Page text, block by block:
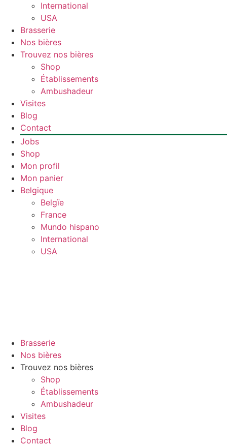
International
USA
Brasserie
Nos bières
Trouvez nos bières
Shop
Établissements
Ambushadeur
Visites
Blog
Contact
Jobs
Shop
Mon profil
Mon panier
Belgique
Belgïe
France
Mundo hispano
International
USA
Brasserie
Nos bières
Trouvez nos bières
Shop
Établissements
Ambushadeur
Visites
Blog
Contact